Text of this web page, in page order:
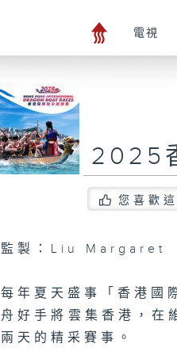
電視
2025
您喜歡
監製：Liu Margaret
每年夏天盛事「香港國
舟好手將雲集香港，在
兩天的精采賽事。